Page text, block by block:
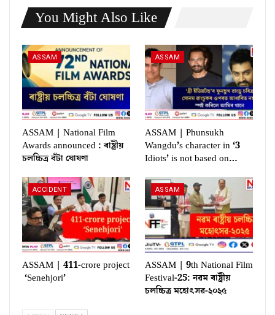
You Might Also Like
ASSAM
ASSAM | National Film
Awards announced : ৰাষ্ট্ৰীয়
চলচ্চিত্ৰ বঁটা ঘোষণা
ASSAM
ASSAM | Phunsukh
Wangdu’s character in ‘3
Idiots’ is not based on…
ACCIDENT
ASSAM | 411-crore project
‘Senehjori’
ASSAM
ASSAM | 9th National Film
Festival-25: নৱম ৰাষ্ট্ৰীয়
চলচ্চিত্ৰ মহোৎসৱ-২০২৫